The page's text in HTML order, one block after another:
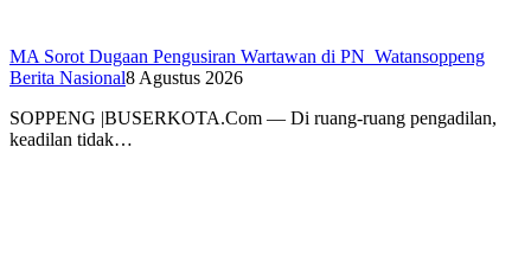
MA Sorot Dugaan Pengusiran Wartawan di PN Watansoppeng
Berita Nasional8 Agustus 2026
SOPPENG |BUSERKOTA.Com — Di ruang-ruang pengadilan,
keadilan tidak…